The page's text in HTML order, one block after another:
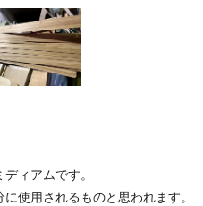
ィアムです。
使用されるものと思われます。